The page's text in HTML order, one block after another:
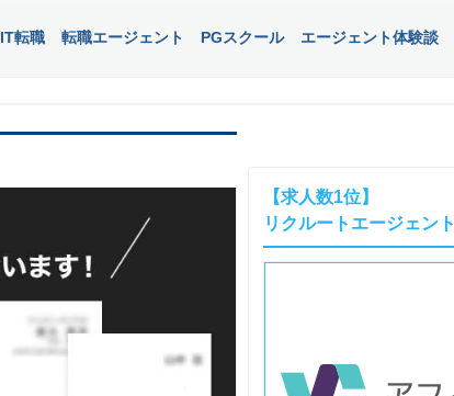
IT転職 転職エージェント PGスクール エージェント体験談
【求人数1位】
リクルートエージェント